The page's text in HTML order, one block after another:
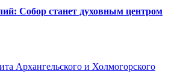
Собор станет духовным центром
Архангельского и Холмогорского